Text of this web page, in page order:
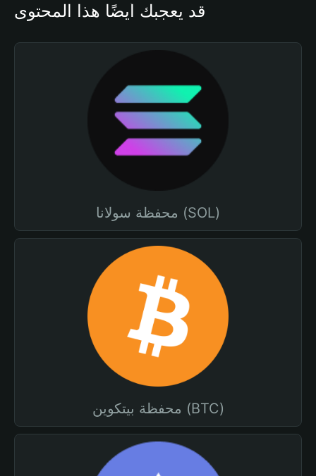
قد يعجبك أيضًا هذا المحتوى
محفظة سولانا (SOL)
محفظة بيتكوين (BTC)